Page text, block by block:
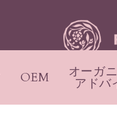
OEM オーガ
アドバ